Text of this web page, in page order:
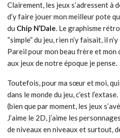
Clairement, les jeux s’adressent à
d’y faire jouer mon meilleur pote
du Chip N’Dale. Le graphisme
“simple” du jeu, rien n’y faisait, il
Pareil pour mon beau frère et mon
aux jeux de notre époque je pense.
Toutefois, pour ma sœur et moi,
dans le monde du jeu, c’est
(bien que par moment, les jeux
J’aime le 2D, j’aime les
de niveaux en niveaux et surtout,